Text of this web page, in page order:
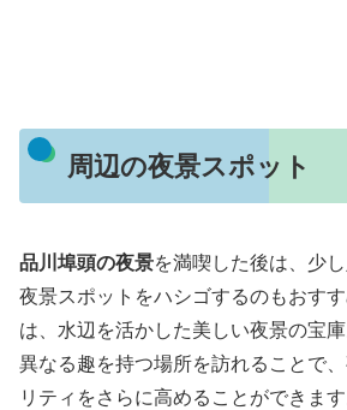
周辺の夜景スポット
品川埠頭の夜景を満喫した後は、少
夜景スポットをハシゴするのもおす
は、水辺を活かした美しい夜景の宝
異なる趣を持つ場所を訪れることで
リティをさらに高めることができま